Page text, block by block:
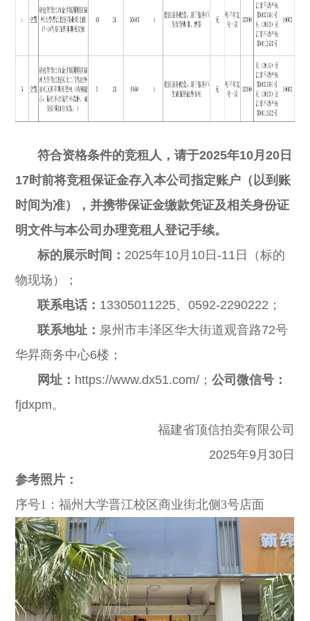
符合资格条件的竞租人，请于2025年10月 20日
17时前将竞租保证金存入本公司指定账户（以到账
时间为准），并携带保证金缴款凭证及相关身份证
明文件与本公司办理竞租人登记手续。
标的展示时间： 2025年10月10日 -11 日
（标的
物现场）；
联系电话： 13305011225、0592-2290222；
联系地址： 泉州 市丰泽区华大街道观音路72号
华昇商务中心6楼；
网址： https://www.dx51.com/； 公司微信号：
fjdxpm。
福建省顶信拍卖有限公司
2025年9月30日
参考照片：
序号1：福州大学晋江校区商业街北侧3号店面